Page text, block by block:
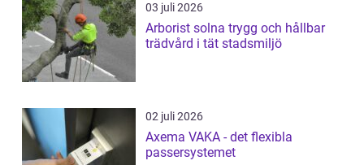
03 juli 2026
Arborist solna trygg och hållbar
trädvård i tät stadsmiljö
02 juli 2026
Axema VAKA - det flexibla
passersystemet